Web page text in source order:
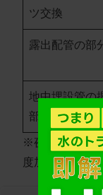
ツ交換
露出配管の部
地中埋設管の
部分補修
※夜間・休日料
度加算される